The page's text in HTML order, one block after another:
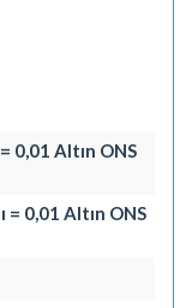
0,01 Altın ONS
= 0,01 Altın ONS